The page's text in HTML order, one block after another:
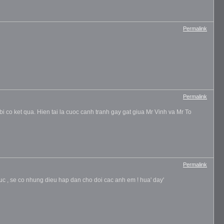
Permalink
Permalink
ket qua. Hien tai la cuoc canh tranh gay gat giua Mr Vinh va Mr To
Permalink
, se co nhung dieu hap dan cho doi cac anh em ! hua' day'